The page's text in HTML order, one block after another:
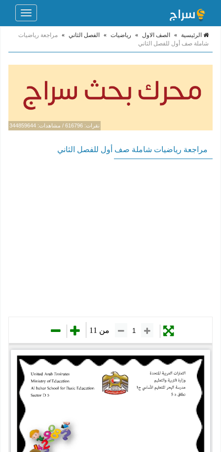
Toggle
الرئيسية » الصف الاول » رياضيات » الفصل الثاني » مراجعة رياضيات
شاملة صف أول للفصل الثاني
نقرات: 616796 / مشاهدات: 344859644
مراجعة رياضيات شاملة صف أول للفصل الثاني